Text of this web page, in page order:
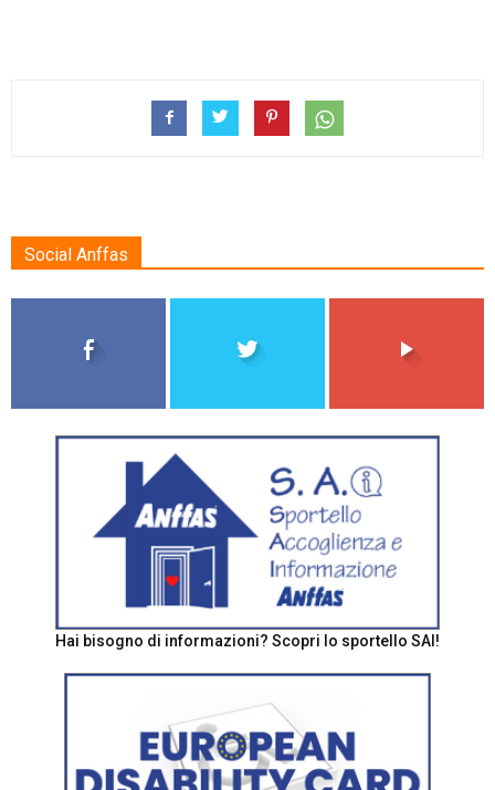
Social Anffas
Hai bisogno di informazioni? Scopri lo sportello SAI!